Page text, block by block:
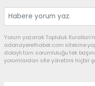
Yorum yazarak Topluluk
adanayerelhaber.com sitesine
dolaylı tüm sorumluluğu tek
yorumlardan site yönetimi hiçbir